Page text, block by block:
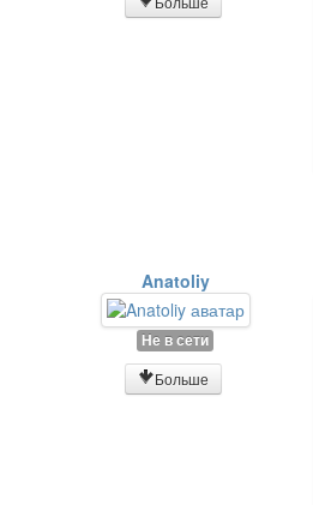
Anatoliy
Не в сети
Больше